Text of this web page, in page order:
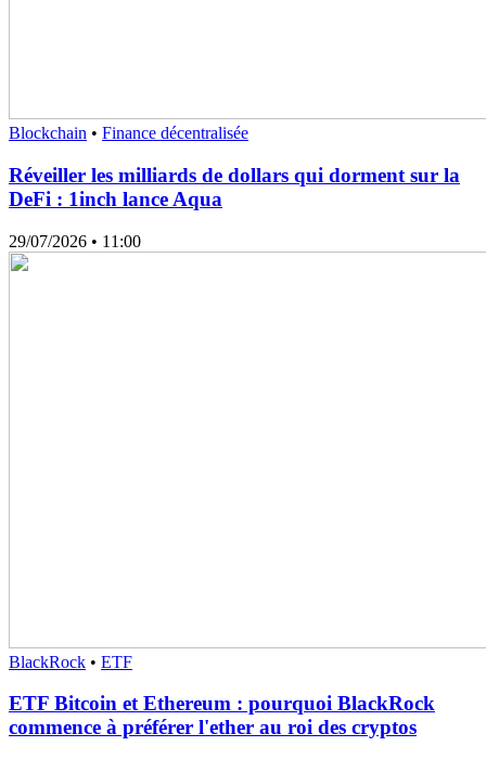
Blockchain • Finance décentralisée
Réveiller les milliards de dollars qui dorment sur la
DeFi : 1inch lance Aqua
29/07/2026 • 11:00
BlackRock • ETF
ETF Bitcoin et Ethereum : pourquoi BlackRock
commence à préférer l'ether au roi des cryptos